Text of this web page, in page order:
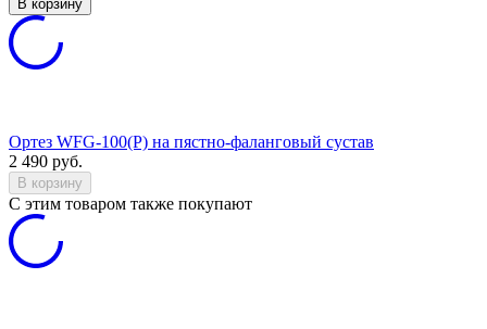
В корзину
Ортез WFG-100(P) на пястно-фаланговый сустав
2 490 руб.
В корзину
C этим товаром также покупают